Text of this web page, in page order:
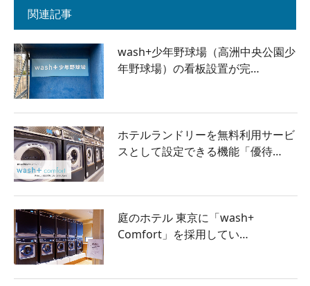
関連記事
wash+少年野球場（高洲中央公園少
年野球場）の看板設置が完…
ホテルランドリーを無料利用サービ
スとして設定できる機能「優待…
庭のホテル 東京に「wash+
Comfort」を採用してい…